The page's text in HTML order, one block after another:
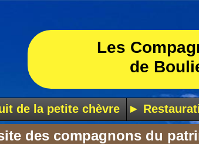
des compagnons du
Les
de
de la petite chèvre ►